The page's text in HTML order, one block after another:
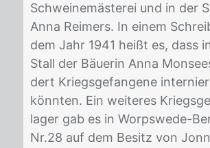
Schwei­ne­mäs­te­rei und in der
Anna Rei­mers. In ei­nem
dem Jahr 1941 heißt es, dass
Stall der Bäue­rin Anna
dert Kriegs­ge­fan­ge­ne
könn­ten. Ein wei­te­res
la­ger gab es in Worps­we­de-
Nr.28 auf dem Be­sitz von